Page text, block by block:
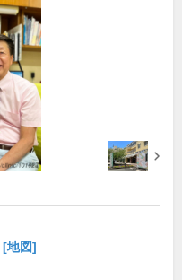
[地図]